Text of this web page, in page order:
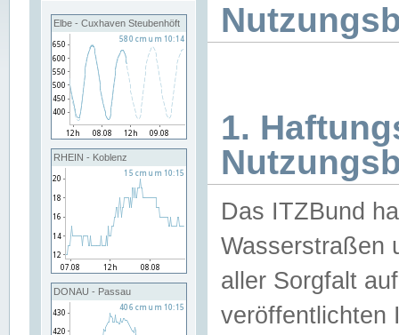
Elbe - Cuxhaven Steubenhöft
RHEIN - Koblenz
DONAU - Passau
1.
Das ITZBund
Wasserstraßen
aller Sorgfalt
veröffentlichten